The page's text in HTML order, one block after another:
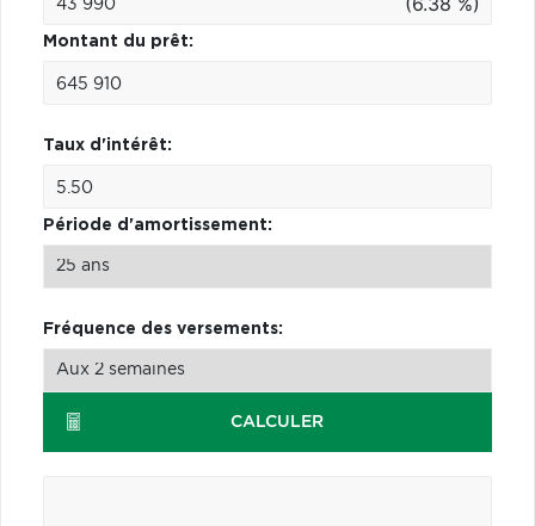
Montant du prêt:
Taux d'intérêt:
Période d'amortissement:
Fréquence des versements:
CALCULER